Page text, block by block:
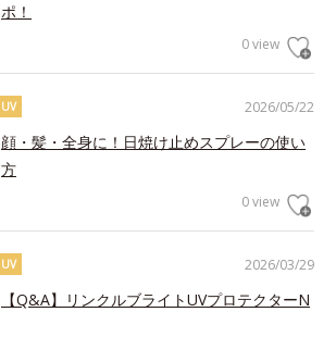
ポ！
0 view
2026/05/22
UV
顔・髪・全身に！日焼け止めスプレーの使い
方
0 view
2026/03/29
UV
【Q&A】リンクルブライトUVプロテクターN